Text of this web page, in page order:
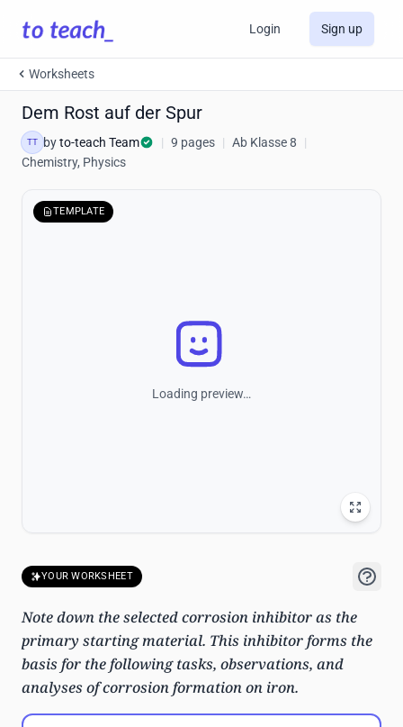
Login Sign up
Worksheets
Dem Rost auf der Spur
TT byto-teach Team | 9 pages | Ab Klasse 8
|
Chemistry, Physics
TEMPLATE
Loading preview…
YOUR WORKSHEET
Note down the selected corrosion inhibitor as the
primary starting material. This inhibitor forms the
basis for the following tasks, observations, and
analyses of corrosion formation on iron.